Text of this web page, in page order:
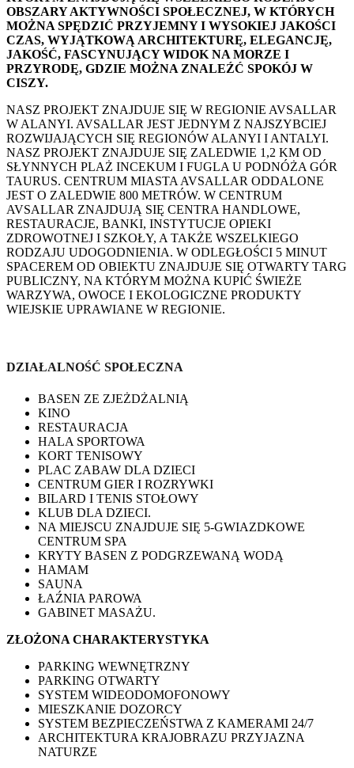
OBSZARY AKTYWNOŚCI SPOŁECZNEJ, W KTÓRYCH
MOŻNA SPĘDZIĆ PRZYJEMNY I WYSOKIEJ JAKOŚCI
CZAS, WYJĄTKOWĄ ARCHITEKTURĘ, ELEGANCJĘ,
JAKOŚĆ, FASCYNUJĄCY WIDOK NA MORZE I
PRZYRODĘ, GDZIE MOŻNA ZNALEŹĆ SPOKÓJ W
CISZY.
NASZ PROJEKT ZNAJDUJE SIĘ W REGIONIE AVSALLAR
W ALANYI. AVSALLAR JEST JEDNYM Z NAJSZYBCIEJ
ROZWIJAJĄCYCH SIĘ REGIONÓW ALANYI I ANTALYI.
NASZ PROJEKT ZNAJDUJE SIĘ ZALEDWIE 1,2 KM OD
SŁYNNYCH PLAŻ INCEKUM I FUGLA U PODNÓŻA GÓR
TAURUS. CENTRUM MIASTA AVSALLAR ODDALONE
JEST O ZALEDWIE 800 METRÓW. W CENTRUM
AVSALLAR ZNAJDUJĄ SIĘ CENTRA HANDLOWE,
RESTAURACJE, BANKI, INSTYTUCJE OPIEKI
ZDROWOTNEJ I SZKOŁY, A TAKŻE WSZELKIEGO
RODZAJU UDOGODNIENIA. W ODLEGŁOŚCI 5 MINUT
SPACEREM OD OBIEKTU ZNAJDUJE SIĘ OTWARTY TARG
PUBLICZNY, NA KTÓRYM MOŻNA KUPIĆ ŚWIEŻE
WARZYWA, OWOCE I EKOLOGICZNE PRODUKTY
WIEJSKIE UPRAWIANE W REGIONIE.
DZIAŁALNOŚĆ SPOŁECZNA
BASEN ZE ZJEŻDŻALNIĄ
KINO
RESTAURACJA
HALA SPORTOWA
KORT TENISOWY
PLAC ZABAW DLA DZIECI
CENTRUM GIER I ROZRYWKI
BILARD I TENIS STOŁOWY
KLUB DLA DZIECI.
NA MIEJSCU ZNAJDUJE SIĘ 5-GWIAZDKOWE
CENTRUM SPA
KRYTY BASEN Z PODGRZEWANĄ WODĄ
HAMAM
SAUNA
ŁAŹNIA PAROWA
GABINET MASAŻU.
ZŁOŻONA CHARAKTERYSTYKA
PARKING WEWNĘTRZNY
PARKING OTWARTY
SYSTEM WIDEODOMOFONOWY
MIESZKANIE DOZORCY
SYSTEM BEZPIECZEŃSTWA Z KAMERAMI 24/7
ARCHITEKTURA KRAJOBRAZU PRZYJAZNA
NATURZE